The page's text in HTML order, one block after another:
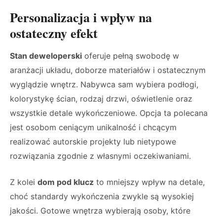
Personalizacja i wpływ na
ostateczny efekt
Stan deweloperski oferuje pełną swobodę w
aranżacji układu, doborze materiałów i ostatecznym
wyglądzie wnętrz. Nabywca sam wybiera podłogi,
kolorystykę ścian, rodzaj drzwi, oświetlenie oraz
wszystkie detale wykończeniowe. Opcja ta polecana
jest osobom ceniącym unikalność i chcącym
realizować autorskie projekty lub nietypowe
rozwiązania zgodnie z własnymi oczekiwaniami.
Z kolei dom pod klucz to mniejszy wpływ na detale,
choć standardy wykończenia zwykle są wysokiej
jakości. Gotowe wnętrza wybierają osoby, które